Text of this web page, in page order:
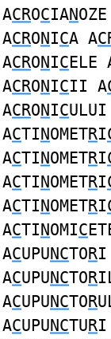
ACROCIAN
ACRONICA A
ACRONICELE
ACRONICII A
ACRONIC
ACTINOMETRI
ACTINOMETRI
ACTINOMETRI
ACTINOMETRI
ACTINOMIC
ACUPUNCTORI
ACUPUNCTOR
ACUPUNCTOR
ACUPUNCTURI